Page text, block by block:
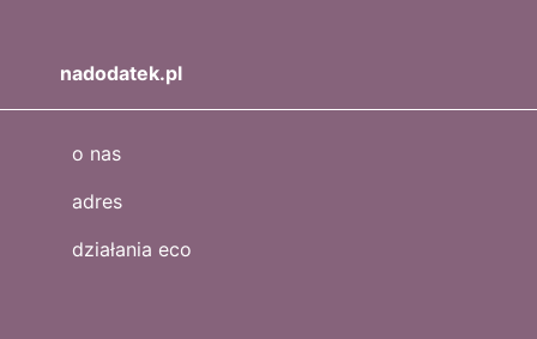
nadodatek.pl
o nas
adres
działania eco